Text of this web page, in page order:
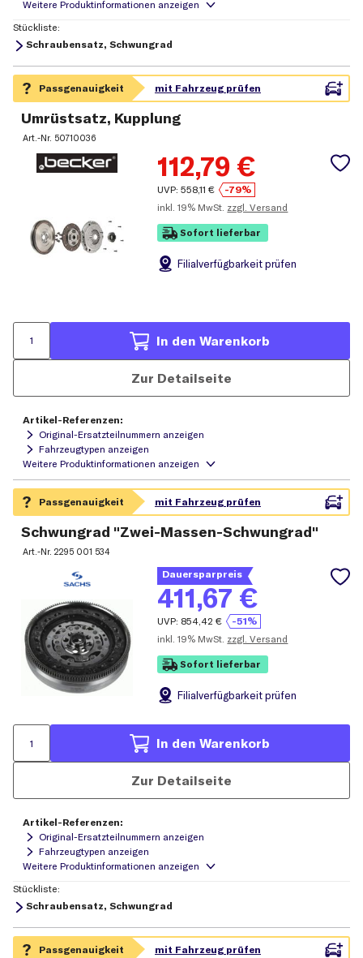
Stückliste:
Schraubensatz, Schwungrad
Umrüstsatz, Kupplung
Art.-Nr. 50710036
112,79 €
UVP:558,11 €
-79%
inkl. 19% MwSt. zzgl. Versand
Sofort lieferbar
Filialverfügbarkeit prüfen
In den Warenkorb
Zur Detailseite
Artikel-Referenzen:
Original-Ersatzteilnummern anzeigen
Fahrzeugtypen anzeigen
Schwungrad "Zwei-Massen-Schwungrad"
Art.-Nr.2295 001 534
Dauersparpreis
411,67 €
UVP: 854,42 €
-51%
inkl. 19% MwSt. zzgl. Versand
Sofort lieferbar
Filialverfügbarkeit prüfen
In den Warenkorb
Zur Detailseite
Artikel-Referenzen:
Original-Ersatzteilnummern anzeigen
Fahrzeugtypen anzeigen
Stückliste:
Schraubensatz, Schwungrad